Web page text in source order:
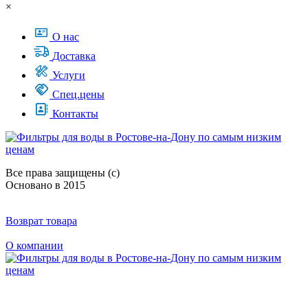
×
О нас
Доставка
Услуги
Спец.цены
Контакты
Все права защищены (с)
Основано в 2015
Возврат товара
О компании